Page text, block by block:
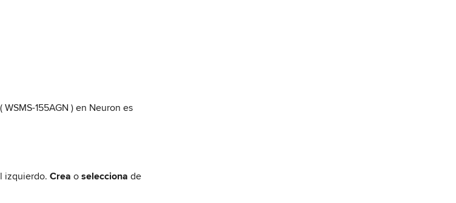
155AGN ) en Neuron es
izquierdo. Crea o selecciona de